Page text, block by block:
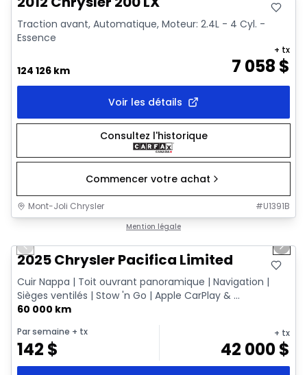
Traction avant, Automatique, Moteur: 2.4L - 4 Cyl. -
Essence
124 126 km 7 058 $
+ tx
Voir les détails
Consultez l'historique
Commencer votre achat
Mont-Joli Chrysler #U1391B
Mention légale
Previous slide Next
2025 Chrysler Pacifica Limited
Cuir Nappa | Toit ouvrant panoramique | Navigation |
Sièges ventilés | Stow 'n Go | Apple CarPlay & ...
60 000 km
Par semaine + tx
142 $
+ tx
42 000$